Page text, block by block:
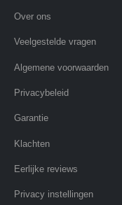
Over ons
Veelgestelde vragen
Algemene voorwaarden
Privacybeleid
Garantie
Klachten
Eerlijke reviews
Privacy instellingen